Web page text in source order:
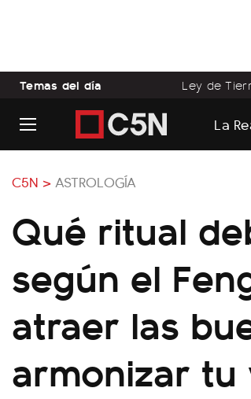
Temas del día Ley de
La
C5N > ASTROLOGÍA
Qué ritual
según el
atraer las
armonizar tu